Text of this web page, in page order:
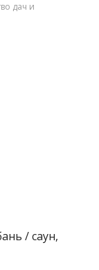
дач и
/ саун,